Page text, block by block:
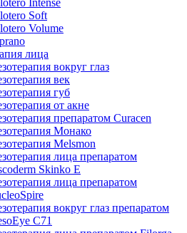
Intense
Soft
Volume
лица
вокруг глаз
век
губ
от акне
препаратом Curacen
Монако
Melsmon
лица препаратом
Skinko E
лица препаратом
вокруг глаз препаратом
С71